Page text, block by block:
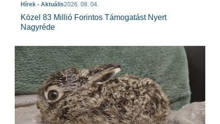
Hírek - Aktuális2026. 08. 04.
Közel 83 Millió Forintos Támogatást Nyert
Nagyréde